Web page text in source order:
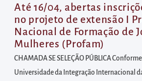
o
menu
principal
Acessar
diretamente
à
Até 16/04, abertas
no projeto de extensão I
Nacional de Formação de
Mulheres (Profam)
CHAMADA SE SELEÇÃO PÚBLICA
Universidade da Integração Internacional